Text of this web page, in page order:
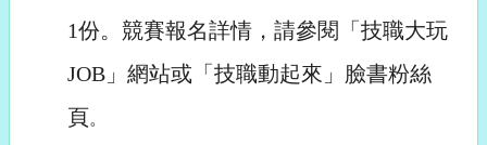
1份。競賽報名詳情，請參閱「技職大玩
JOB」網站或「技職動起來」臉書粉絲
頁。